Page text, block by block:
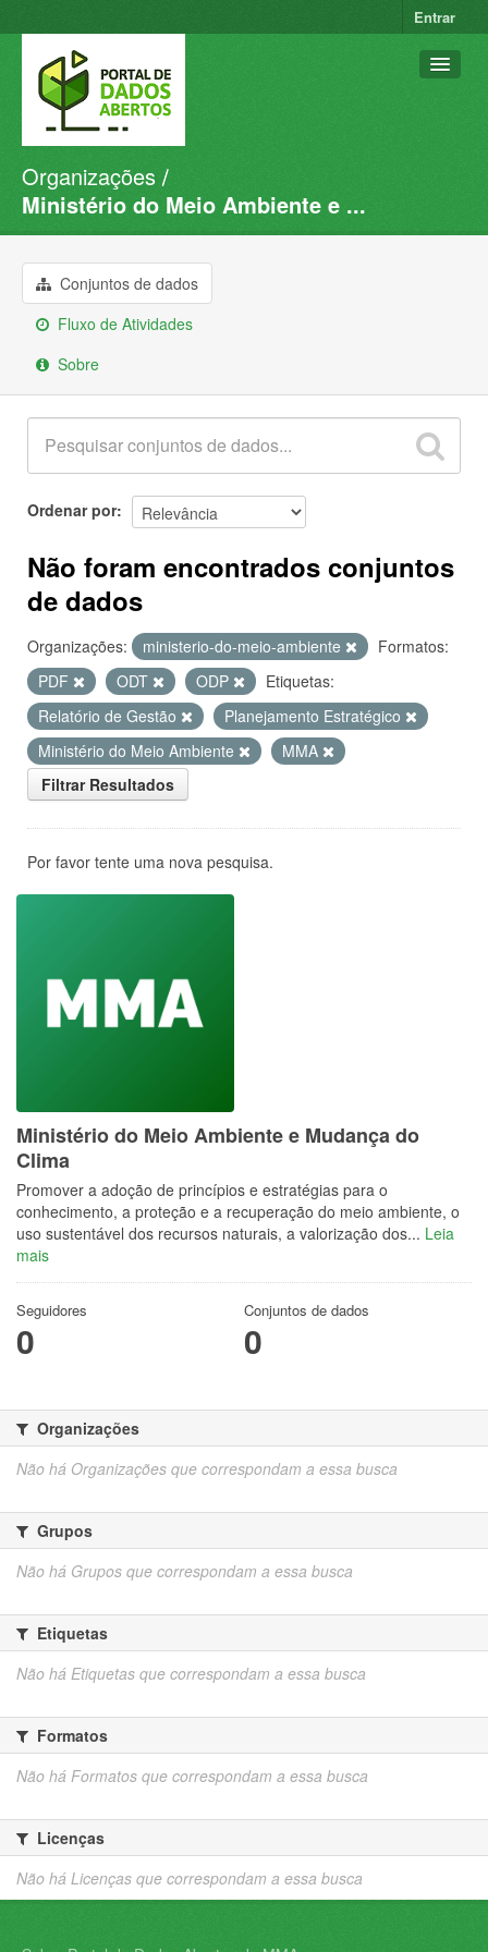
Entrar
Conjuntos de dados
Organizações
Sobre
Organizações
Ministério do Meio Ambiente e ...
Conjuntos de dados
Fluxo de Atividades
Sobre
Ordenar por
Não foram encontrados conjuntos
de dados
Organizações: ministerio-do-meio-ambiente
Formatos:
PDF
ODT ODP
Etiquetas:
Relatório de Gestão
Planejamento Estratégico
Ministério do Meio Ambiente
MMA
Filtrar Resultados
Por favor tente uma nova pesquisa.
Ministério do Meio Ambiente e Mudança do
Clima
Promover a adoção de princípios e estratégias para o
conhecimento, a proteção e a recuperação do meio ambiente, o
uso sustentável dos recursos naturais, a valorização dos... Leia
mais
Seguidores
0
Conjuntos de dados
0
Organizações
Não há Organizações que correspondam a essa busca
Grupos
Não há Grupos que correspondam a essa busca
Etiquetas
Não há Etiquetas que correspondam a essa busca
Formatos
Não há Formatos que correspondam a essa busca
Licenças
Não há Licenças que correspondam a essa busca